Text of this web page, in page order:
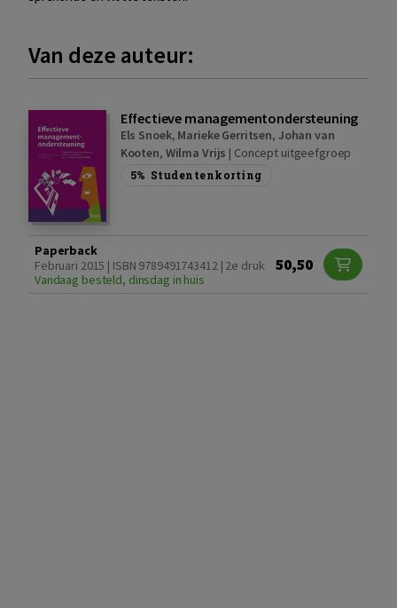
Van deze auteur:
Effectieve managementondersteuning
Els Snoek, Marieke Gerritsen, Johan van
Kooten, Wilma Vrijs | Concept uitgeefgroep
5% Studentenkorting
Paperback
Februari 2015 | ISBN 9789491743412 | 2e druk
Vandaag besteld, dinsdag in huis
50,50